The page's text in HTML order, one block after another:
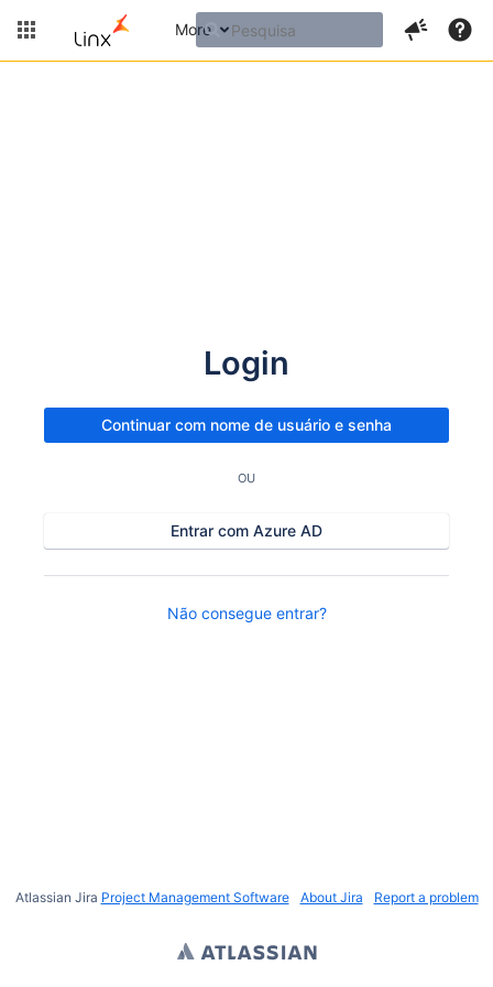
More
Login
Continuar com nome de usuário e senha
OU
Entrar com Azure AD
Não consegue entrar?
Atlassian Jira Project Management Software About Jira Report a problem